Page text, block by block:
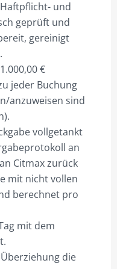
und
geprüft und
gereinigt
€
jeder Buchung
anzuweisen sind
vollgetankt
an
Citmax zurück
mit nicht vollen
berechnet pro
mit dem
die